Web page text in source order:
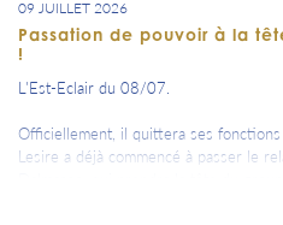
09 JUILLET 2026
Passation de pouvoir à la
!
L'Est-Eclair du 08/07.
Officiellement, il quittera ses
Lesire a déjà commencé à passer le